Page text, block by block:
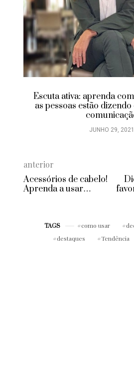
Escuta ativa: aprenda
as pessoas estão
JUNHO 29, 2021
anterior
Acessórios de cabelo!
Aprenda a usar
TAGS como usar
destaques
Tendência